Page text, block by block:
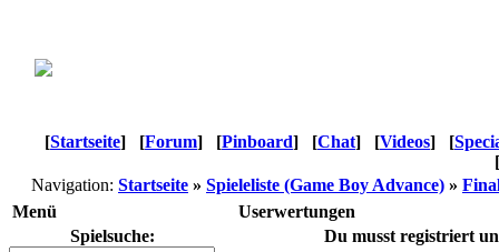
[Startseite] [Forum] [Pinboard] [Chat] [Videos] [
[
Navigation: Startseite » Spieleliste (Game Boy Advance) »
Menü
Userwertungen
Spielsuche:
Du musst registriert